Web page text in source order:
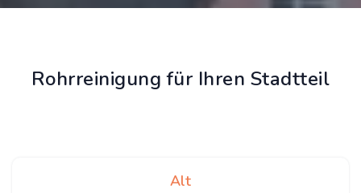
Rohrreinigung für Ihren Stadtteil
Alt